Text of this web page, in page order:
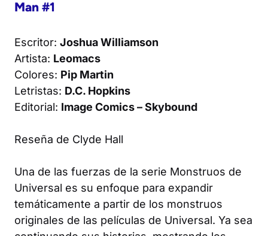
Man #1
Escritor: Joshua Williamson
Artista: Leomacs
Colores: Pip Martin
Letristas: D.C. Hopkins
Editorial: Image Comics – Skybound
Reseña de Clyde Hall
Una de las fuerzas de la serie Monstruos de
Universal es su enfoque para expandir
temáticamente a partir de los monstruos
originales de las películas de Universal. Ya sea